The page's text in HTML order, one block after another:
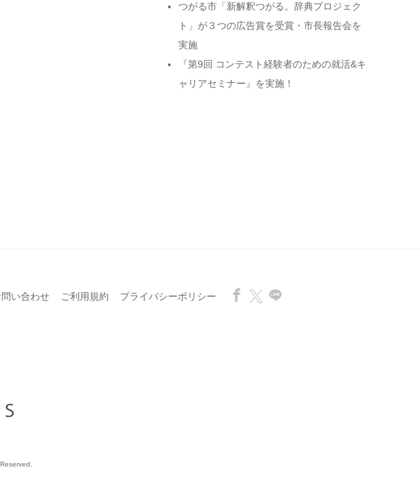
つがる市「新解釈つがる。辞典プロジェク
ト」が３つの広告賞を受賞・市長報告会を
実施
『第9回 コンテスト経験者のための就活&キ
ャリアセミナー』を実施！
問い合わせ ご利用規約 プライバシーポリシー